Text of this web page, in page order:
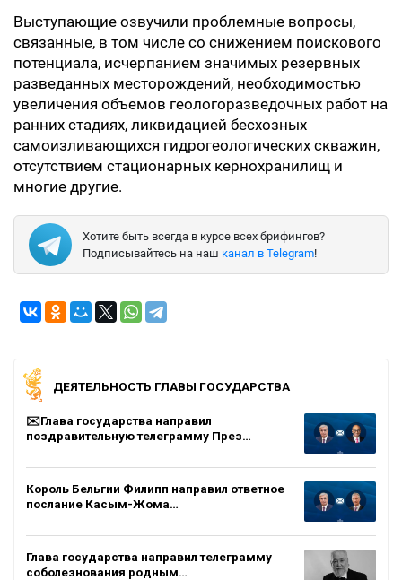
Выступающие озвучили проблемные вопросы,
связанные, в том числе со снижением поискового
потенциала, исчерпанием значимых резервных
разведанных месторождений, необходимостью
увеличения объемов геологоразведочных работ на
ранних стадиях, ликвидацией бесхозных
самоизливающихся гидрогеологических скважин,
отсутствием стационарных кернохранилищ и
многие другие.
Хотите быть всегда в курсе всех брифингов?
Подписывайтесь на наш канал в Telegram!
ДЕЯТЕЛЬНОСТЬ ГЛАВЫ ГОСУДАРСТВА
✉️Глава государства направил
поздравительную телеграмму През…
Король Бельгии Филипп направил ответное
послание Касым-Жома…
Глава государства направил телеграмму
соболезнования родным…